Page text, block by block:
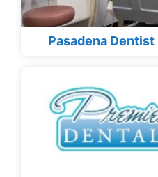
Pasadena